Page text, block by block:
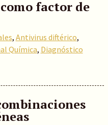
factor de
, Antivirus diftérico,
Química, Diagnóstico